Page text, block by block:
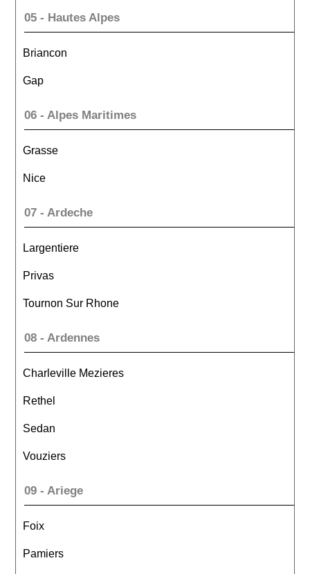
05 - Hautes Alpes
Briancon
Gap
06 - Alpes Maritimes
Grasse
Nice
07 - Ardeche
Largentiere
Privas
Tournon Sur Rhone
08 - Ardennes
Charleville Mezieres
Rethel
Sedan
Vouziers
09 - Ariege
Foix
Pamiers